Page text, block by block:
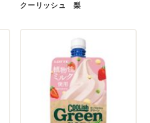
クーリッシュ 梨